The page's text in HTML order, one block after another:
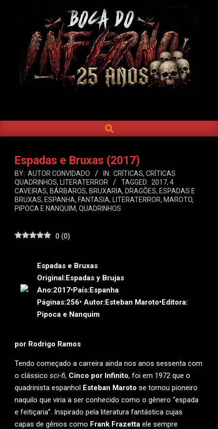
DO
INFERNO
Navigation
SEARCH
Espadas e Bruxas (2017)
BY: AUTOR CONVIDADO IN: CRÍTICAS, CRÍTICAS
QUADRINHOS, LITERATERROR TAGGED: 2017, 4
CAVEIRAS, BÁRBAROS, BRUXARIA, DRAGÕES, ESPADAS E
BRUXAS, ESPANHA, FANTASIA, LITERATERROR, MAROTO,
PIPOCA E NANQUIM, QUADRINHOS
0 (0)
Espadas e Bruxas
Original:Espadas y Brujas
Ano:2017•País:Espanha
Páginas:256• Autor:Esteban Maroto•Editora:
Pipoca e Nanquim
por Rodrigo Ramos
Tendo começado a carreira ainda nos anos sessenta com
o clássico sci-fi, Cinco por Infinito, foi em 1972 que o
quadrinista espanhol Esteban Maroto se tornou pioneiro
naquilo que viria a ser conhecido como o gênero “espada
e feitiçaria”. Inspirado pela literatura fantástica cujas
capas de gênios como Frank Frazetta ele sempre